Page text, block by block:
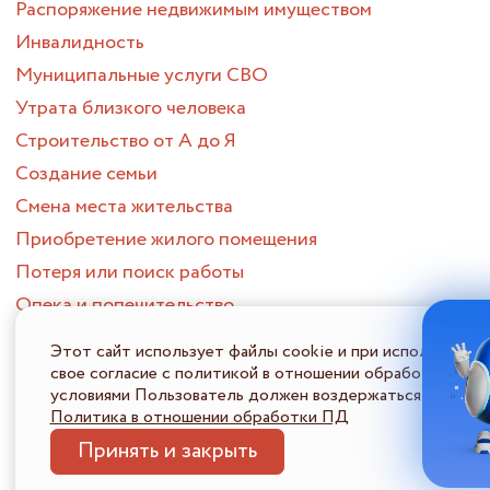
Распоряжение недвижимым имуществом
Инвалидность
Муниципальные услуги СВО
Утрата близкого человека
Строительство от А до Я
Создание семьи
Смена места жительства
Приобретение жилого помещения
Потеря или поиск работы
Опека и попечительство
ПРЕДОСТАВЛЕНИЯ ГОСУДАРСТВЕННЫХ И МУНИЦИПАЛЬНЫХ
УСЛУГ НИЖЕГОРОДСКОЙ ОБЛАСТИ
Политика в отношении обработки ПДнИнформация
© 2026
Этот сайт использует файлы cookie и при
свое согласие с политикой в отношении обработки
условиями Пользователь должен воздержаться от
Политика в отношении обработки ПД
Принять и закрыть